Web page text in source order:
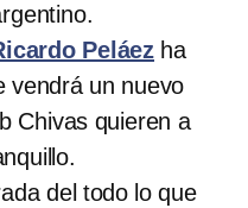
Peláez ha
vendrá un nuevo
Chivas quieren a
del todo lo que